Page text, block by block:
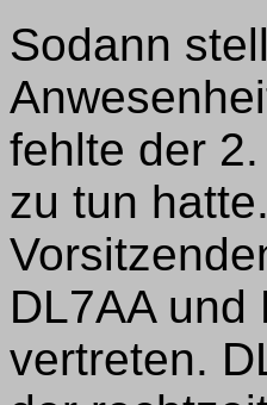
Sodann
fehlte der
zu tun
DL7AA und
vertreten.